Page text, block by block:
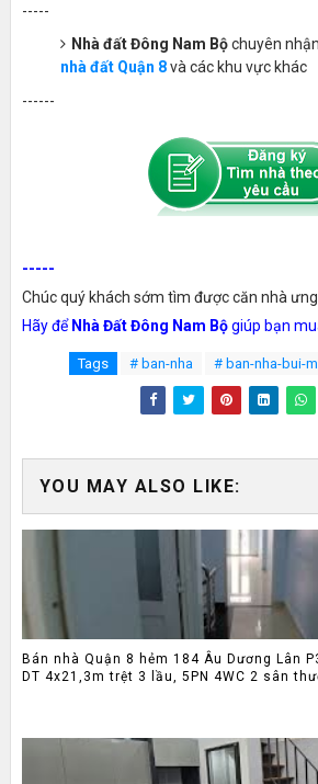
-----
Nhà đất Đông Nam Bộchuyên
nhà đất Quận 8và các khu vực khác
------
-----
Chúc quý khách sớm tìm được căn nhà ưng
Hãy để Nhà Đất Đông Nam Bộgiúp bạn
Tags # ban-nha # ban-nha-bui-
YOU MAY ALSO LIKE:
Bán nhà Quận 8 hẻm 184 Âu Dương Lân
DT 4x21,3m trệt 3 lầu, 5PN 4WC 2 sân